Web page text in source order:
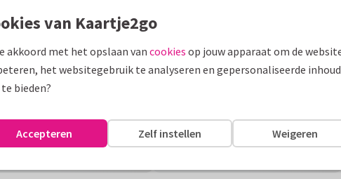
van Kaartje2go
akkoord met het opslaan van cookies op jouw apparaat om de
het websitegebruik te analyseren en gepersonaliseerde inhoud
bieden?
Weigeren
Zelf instellen
Accepteren